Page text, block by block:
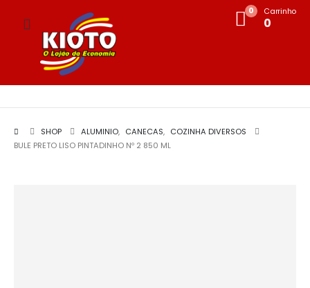
0 Carrinho
0
SHOP ALUMINIO, CANECAS, COZINHA DIVERSOS
BULE PRETO LISO PINTADINHO Nº 2 850 ML